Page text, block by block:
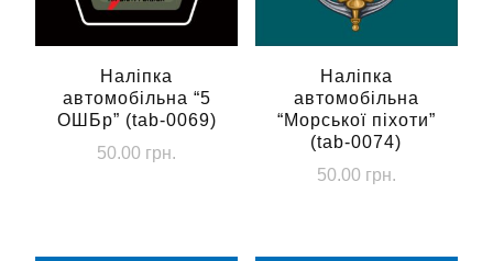
Наліпка
автомобільна “5
ОШБр” (tab-0069)
50.00 грн.
Наліпка
автомобільна
“Морської піхоти”
(tab-0074)
50.00 грн.